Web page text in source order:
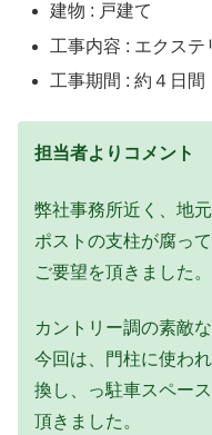
建物 : 戸建て
工事内容 : エクステ
工事期間 : 約４日間
担当者よりコメント
弊社事務所近く、地
ポストの支柱が腐っ
ご要望を頂きました。
カントリー調の素敵な
今回は、門柱に使わ
換し、っ駐車スペー
頂きました。